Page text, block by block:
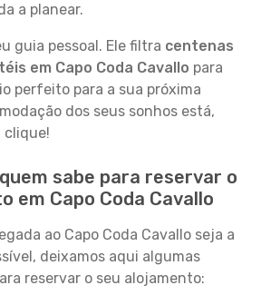
a planear.
guia pessoal. Ele filtra centenas
em Capo Coda Cavallo para
perfeito para a sua próxima
dos seus sonhos está,
clique!
sabe para reservar o
em Capo Coda Cavallo
ao Capo Coda Cavallo seja a
deixamos aqui algumas
reservar o seu alojamento: